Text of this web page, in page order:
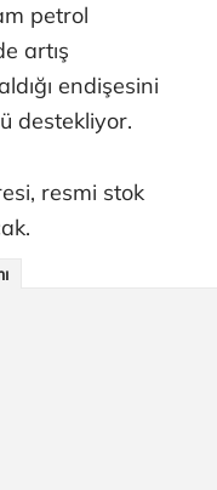
petrol
artış
endişesini
destekliyor.
resmi stok